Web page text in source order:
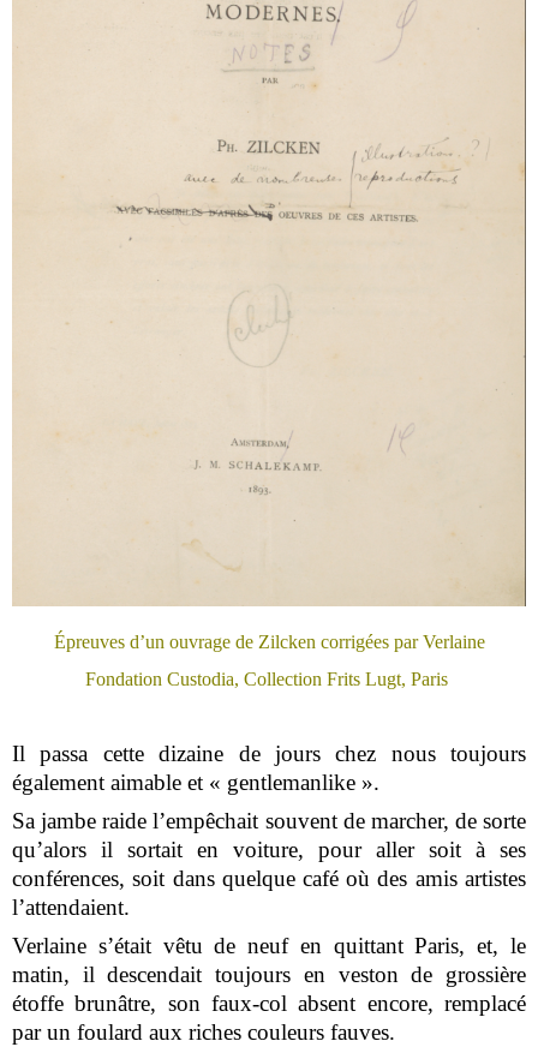
Épreuves d’un ouvrage de Zilcken corrigées par Verlaine
Fondation Custodia, Collection Frits Lugt, Paris
Il passa cette dizaine de jours chez nous toujours
également aimable et « gentlemanlike ».
Sa jambe raide l’empêchait souvent de marcher, de sorte
qu’alors il sortait en voiture, pour aller soit à ses
conférences, soit dans quelque café où des amis artistes
l’attendaient.
Verlaine s’était vêtu de neuf en quittant Paris, et, le
matin, il descendait toujours en veston de grossière
étoffe brunâtre, son faux-col absent encore, remplacé
par un foulard aux riches couleurs fauves.